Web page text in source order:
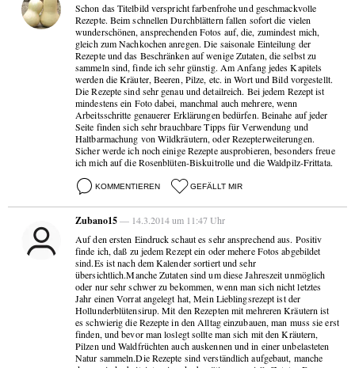
Schon das Titelbild verspricht farbenfrohe und geschmackvolle
Rezepte. Beim schnellen Durchblättern fallen sofort die vielen
wunderschönen, ansprechenden Fotos auf, die, zumindest mich,
gleich zum Nachkochen anregen. Die saisonale Einteilung der
Rezepte und das Beschränken auf wenige Zutaten, die selbst zu
sammeln sind, finde ich sehr günstig. Am Anfang jedes Kapitels
werden die Kräuter, Beeren, Pilze, etc. in Wort und Bild vorgestellt.
Die Rezepte sind sehr genau und detailreich. Bei jedem Rezept ist
mindestens ein Foto dabei, manchmal auch mehrere, wenn
Arbeitsschritte genauerer Erklärungen bedürfen. Beinahe auf jeder
Seite finden sich sehr brauchbare Tipps für Verwendung und
Haltbarmachung von Wildkräutern, oder Rezepterweiterungen.
Sicher werde ich noch einige Rezepte ausprobieren, besonders freue
ich mich auf die Rosenblüten-Biskuitrolle und die Waldpilz-Frittata.
KOMMENTIEREN GEFÄLLT MIR
Zubano15— 14.3.2014 um 11:47 Uhr
Auf den ersten Eindruck schaut es sehr ansprechend aus. Positiv
finde ich, daß zu jedem Rezept ein oder mehere Fotos abgebildet
sind.Es ist nach dem Kalender sortiert und sehr
übersichtlich.Manche Zutaten sind um diese Jahreszeit unmöglich
oder nur sehr schwer zu bekommen, wenn man sich nicht letztes
Jahr einen Vorrat angelegt hat, Mein Lieblingsrezept ist der
Hollunderblütensirup. Mit den Rezepten mit mehreren Kräutern ist
es schwierig die Rezepte in den Alltag einzubauen, man muss sie erst
finden, und bevor man loslegt sollte man sich mit den Kräutern,
Pilzen und Waldfrüchten auch auskennen und in einer unbelasteten
Natur sammeln.Die Rezepte sind verständlich aufgebaut, manche